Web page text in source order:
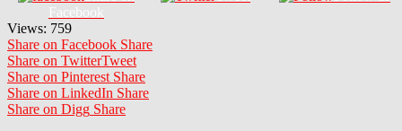
Facebook
Views: 759
Share on Facebook Share
Share on TwitterTweet
Share on Pinterest Share
Share on LinkedIn Share
Share on Digg Share